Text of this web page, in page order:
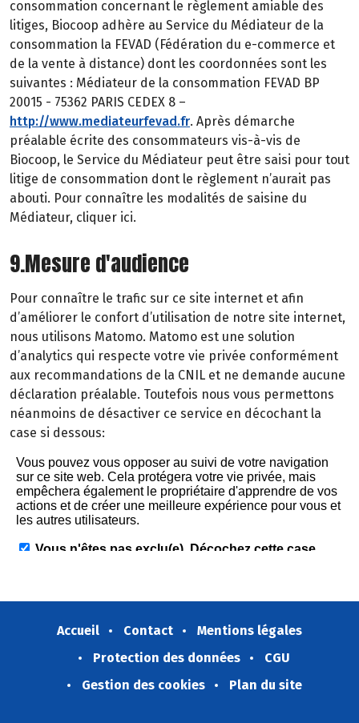
consommation concernant le règlement amiable des
litiges, Biocoop adhère au Service du Médiateur de la
consommation la FEVAD (Fédération du e-commerce et
de la vente à distance) dont les coordonnées sont les
suivantes : Médiateur de la consommation FEVAD BP
20015 - 75362 PARIS CEDEX 8 –
http://www.mediateurfevad.fr. Après démarche
préalable écrite des consommateurs vis-à-vis de
Biocoop, le Service du Médiateur peut être saisi pour tout
litige de consommation dont le règlement n’aurait pas
abouti. Pour connaître les modalités de saisine du
Médiateur, cliquer ici.
9.Mesure d'audience
Pour connaître le trafic sur ce site internet et afin
d’améliorer le confort d’utilisation de notre site internet,
nous utilisons Matomo. Matomo est une solution
d’analytics qui respecte votre vie privée conformément
aux recommandations de la CNIL et ne demande aucune
déclaration préalable. Toutefois nous vous permettons
néanmoins de désactiver ce service en décochant la
case si dessous:
Accueil Contact
Mentions légales
Protection des données
CGU
Gestion des cookies
Plan du site